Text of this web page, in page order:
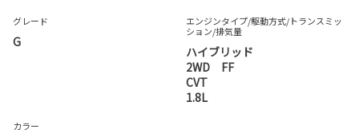
グレード
G
エンジンタイプ/駆動方式/トランスミッ
ション/排気量
ハイブリッド
2WD FF
CVT
1.8L
カラー